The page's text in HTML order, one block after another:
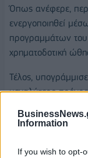
Information
If you wish to opt-
Όπως ανέφερε,
ενεργοποιηθεί
προγραμμάτων του
χρηματοδοτική
Τέλος,
μεγαλύτερο
τελευταίων 16
ευρώ, ενώ το
ενεργοποιηθεί